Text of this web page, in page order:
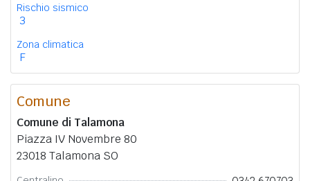
Rischio sismico
3
Zona climatica
F
Comune
Comune di Talamona
Piazza IV Novembre 80
23018 Talamona SO